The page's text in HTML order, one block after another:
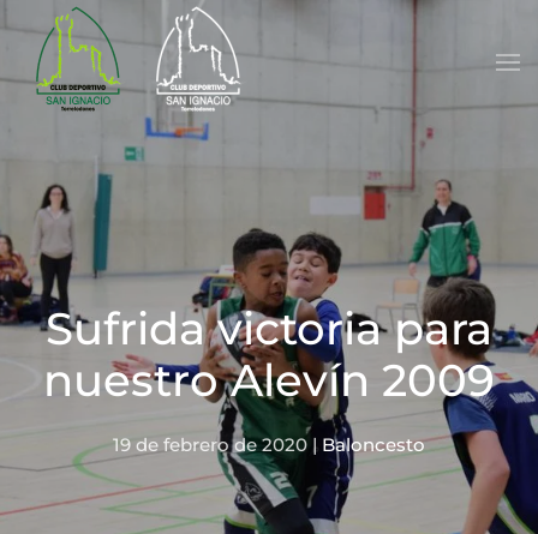
Skip to main content
Sufrida victoria para
nuestro Alevín 2009
19 de febrero de 2020 | Baloncesto